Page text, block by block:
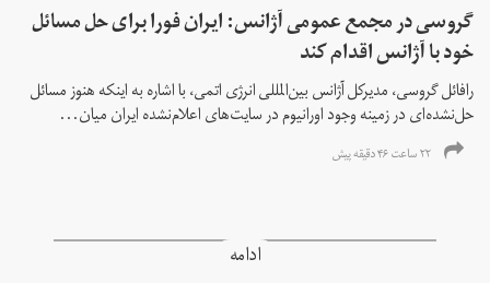
گروسی در مجمع عمومی آژانس: ایران فورا برای حل مسائل
خود با آژانس اقدام کند
رافائل گروسی، مدیرکل آژانس بین‌المللی انرژی اتمی، با اشاره به اینکه هنوز مسائل
حل‌نشده‌ای در زمینه وجود اورانیوم در سایت‌های اعلام‌نشده ایران میان...
۲۲ ساعت ۴۶ دقیقه پیش
ادامه